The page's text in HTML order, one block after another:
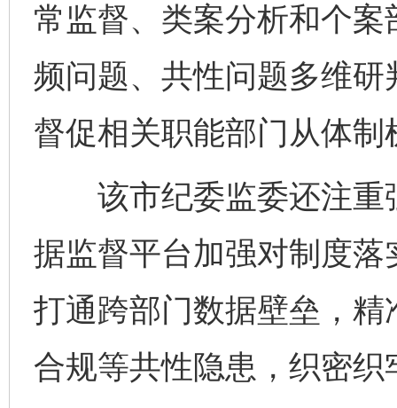
常监督、类案分析和个
频问题、共性问题多维
督促相关职能部门从体
该市纪委监委还注重
据监督平台加强对制度
打通跨部门数据壁垒，
合规等共性隐患，织密